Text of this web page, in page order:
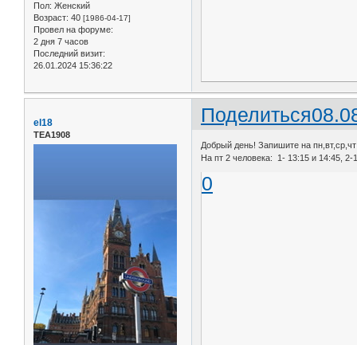
Пол: Женский
Возраст: 40 [1986-04-17]
Провел на форуме:
2 дня 7 часов
Последний визит:
26.01.2024 15:36:22
Поделиться
el18
ТЕА1908
Добрый день! Запишите на
На пт 2 человека: 1- 13:15 и 14:45, 2-
0